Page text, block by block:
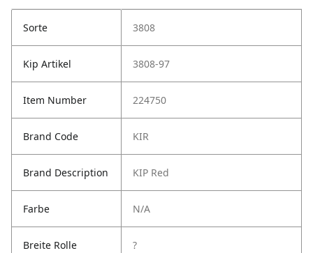
Sorte 3808
Kip Artikel 3808-97
Item Number 224750
Brand Code KIR
Brand Description KIP Red
Farbe N/A
Breite Rolle ?